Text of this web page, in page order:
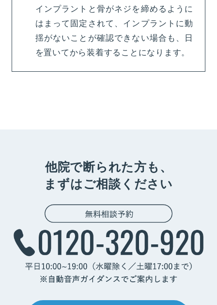
インプラントと骨がネジを締めるように
はまって固定されて、インプラントに動
揺がないことが確認できない場合も、日
を置いてから装着することになります。
他院で断られた方も、
まずはご相談ください